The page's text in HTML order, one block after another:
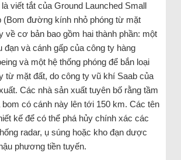
viết tắt của Ground Launched Small
(Bom đường kính nhỏ phóng từ mặt
về cơ bản bao gồm hai thành phần: một
đạn và cánh gấp của công ty hàng
và một hệ thống phóng để bắn loại
từ mặt đất, do công ty vũ khí Saab của
Các nhà sản xuất tuyên bố rằng tầm
bom có ​​cánh này lên tới 150 km. Các tên
kế để có thể phá hủy chính xác các
radar, ụ súng hoặc kho đạn dược
phương tiền tuyến.